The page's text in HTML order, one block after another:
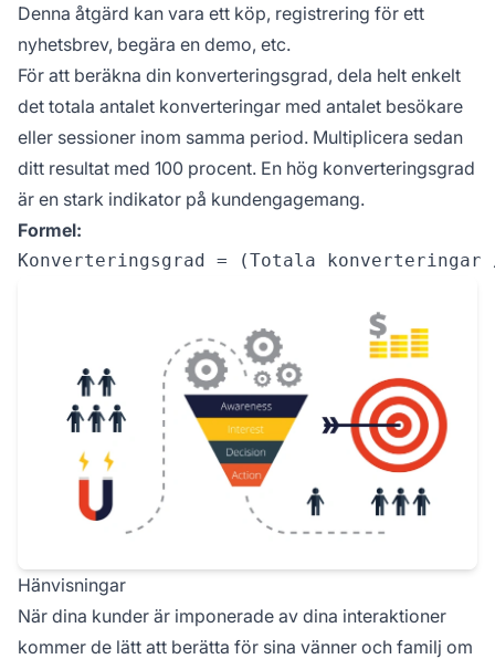
Denna åtgärd kan vara ett köp, registrering för ett
nyhetsbrev, begära en demo, etc.
För att beräkna din konverteringsgrad, dela helt enkelt
det totala antalet konverteringar med antalet besökare
eller sessioner inom samma period. Multiplicera sedan
ditt resultat med 100 procent. En hög konverteringsgrad
är en stark indikator på kundengagemang.
Formel:
Hänvisningar
När dina kunder är imponerade av dina interaktioner
kommer de lätt att berätta för sina vänner och familj om